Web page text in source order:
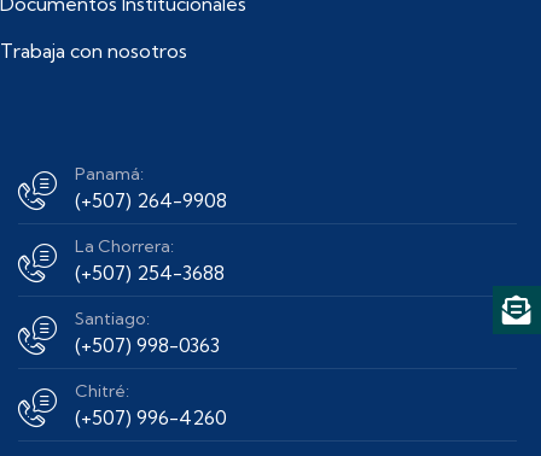
Trabaja con nosotros
Panamá:
(+507) 264-9908
La Chorrera:
(+507) 254-3688
Santiago:
(+507) 998-0363
Chitré:
(+507) 996-4260